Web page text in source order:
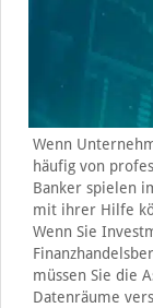
Wenn
häufig von
Banker spielen
mit ihrer Hilfe
Wenn Sie
müssen Sie die
Datenräume